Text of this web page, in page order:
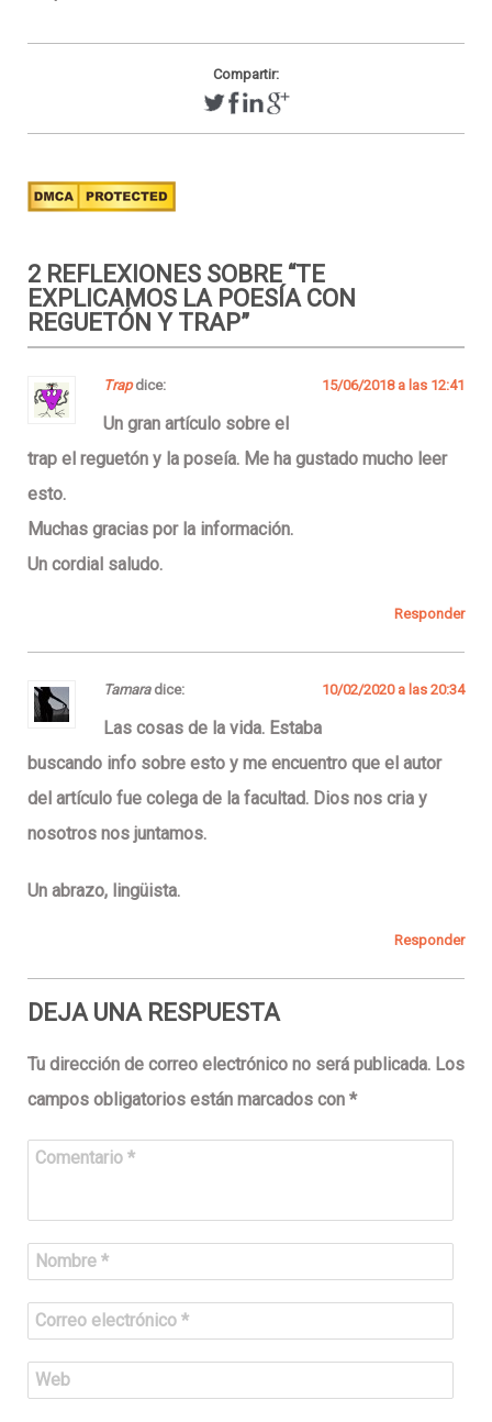
Compartir:
2 REFLEXIONES SOBRE “TE
EXPLICAMOS LA POESÍA CON
REGUETÓN Y TRAP”
Trap dice: 15/06/2018 a las 12:41
Un gran artículo sobre el
trap el reguetón y la poseía. Me ha gustado mucho leer
esto.
Muchas gracias por la información.
Un cordial saludo.
Responder
Tamara dice: 10/02/2020 a las 20:34
Las cosas de la vida. Estaba
buscando info sobre esto y me encuentro que el autor
del artículo fue colega de la facultad. Dios nos cria y
nosotros nos juntamos.
Un abrazo, lingüista.
Responder
DEJA UNA RESPUESTA
Tu dirección de correo electrónico no será publicada. Los
campos obligatorios están marcados con *
Comentario *
Nombre *
Correo electrónico *
Web